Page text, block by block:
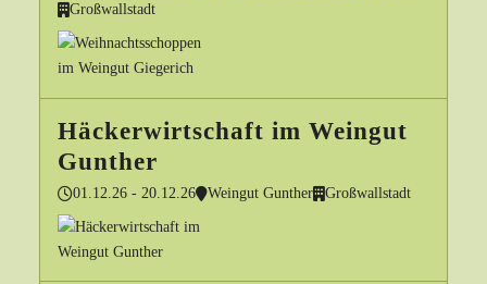
Großwallstadt
Häckerwirtschaft im Weingut
Gunther
01.12.26 - 20.12.26 Weingut Gunther Großwallstadt